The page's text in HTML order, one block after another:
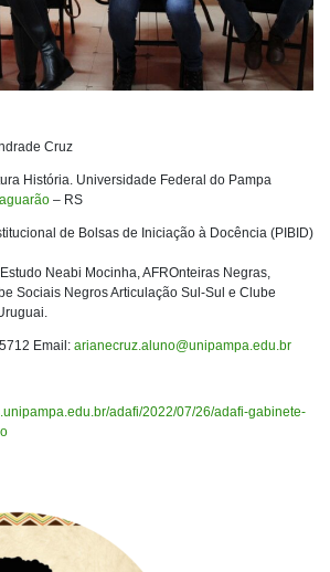
Cruz
História. Universidade Federal do Pampa
– RS
de Bolsas de Iniciação à Docência (PIBID)
Neabi Mocinha, AFROnteiras Negras,
Sociais Negros Articulação Sul-Sul e Clube
Email: arianecruz.aluno@unipampa.edu.br
adafi/2022/07/26/adafi-gabinete-